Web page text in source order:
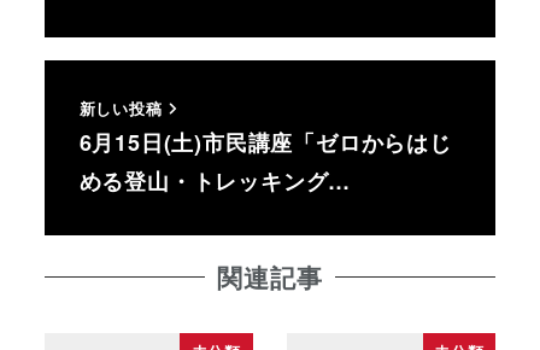
新しい投稿
6月15日(土)市民講座「ゼロからはじ
める登山・トレッキング…
関連記事